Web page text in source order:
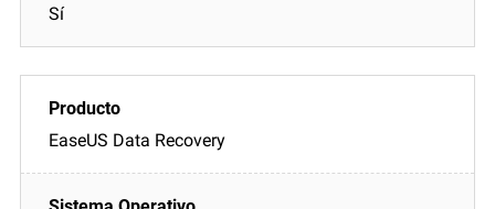
Sí
EaseUS Data Recovery